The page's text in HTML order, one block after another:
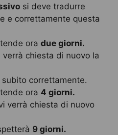
si deve tradurre
e correttamente questa
ora due giorni.
verrà chiesta di nuovo la
correttamente.
ora 4 giorni.
verrà chiesta di nuovo
9 giorni.